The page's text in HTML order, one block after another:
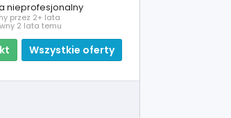
nieprofesjonalny
przez 2+ lata
2 lata temu
Wszystkie oferty